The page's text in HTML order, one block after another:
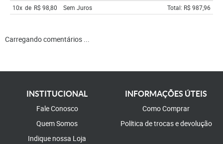
10x de R$ 98,80 Sem Juros Total: R$ 987,96
Carregando comentários ...
INSTITUCIONAL
Fale Conosco
Quem Somos
Indique nossa Loja
INFORMAÇÕES ÚTEIS
Como Comprar
Política de trocas e devolução